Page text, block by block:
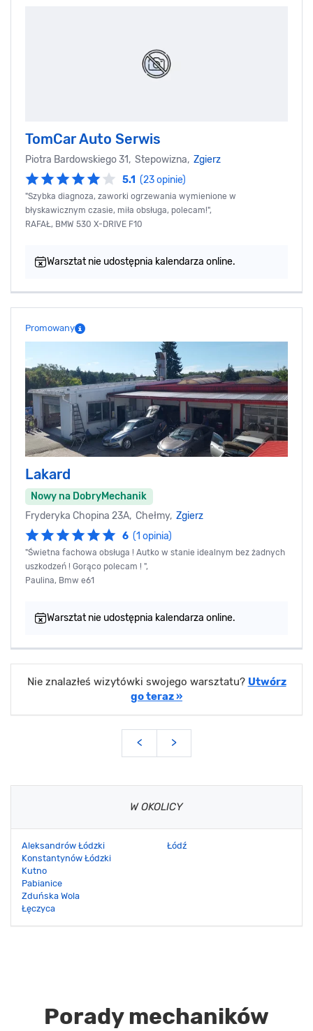
TomCar Auto Serwis
Piotra Bardowskiego 31, Stepowizna, Zgierz
5.1 (23 opinie)
"Szybka diagnoza, zaworki ogrzewania wymienione w
błyskawicznym czasie, miła obsługa, polecam!",
RAFAŁ, BMW 530 X-DRIVE F10
Warsztat nie udostępnia kalendarza online.
Promowany
Lakard
Nowy na DobryMechanik
Fryderyka Chopina 23A, Chełmy, Zgierz
6 (1 opinia)
"Świetna fachowa obsługa ! Autko w stanie idealnym bez żadnych
uszkodzeń ! Gorąco polecam ! ",
Paulina, Bmw e61
Warsztat nie udostępnia kalendarza online.
Nie znalazłeś wizytówki swojego warsztatu? Utwórz
go teraz »
< >
W OKOLICY
Aleksandrów Łódzki
Konstantynów Łódzki
Kutno
Pabianice
Zduńska Wola
Łęczyca
Łódź
Porady mechaników